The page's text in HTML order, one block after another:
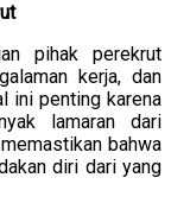
pihak perekrut
kerja, dan
ini penting karena
lamaran dari
bahwa
diri dari yang